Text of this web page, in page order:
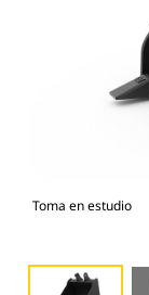
Toma en estudio